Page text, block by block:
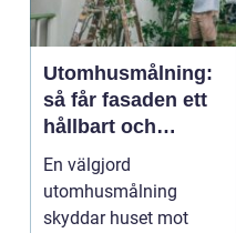
Utomhusmålning:
så får fasaden ett
hållbart och
vackert resultat
En välgjord
utomhusmålning
skyddar huset mot